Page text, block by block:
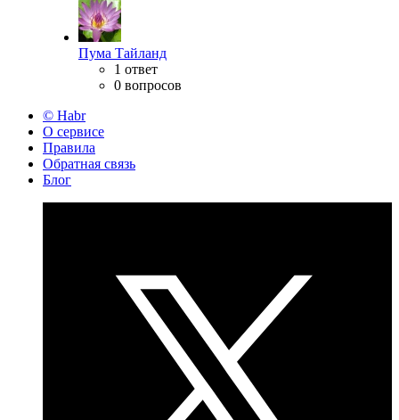
Пума Тайланд
1 ответ
0 вопросов
© Habr
О сервисе
Правила
Обратная связь
Блог